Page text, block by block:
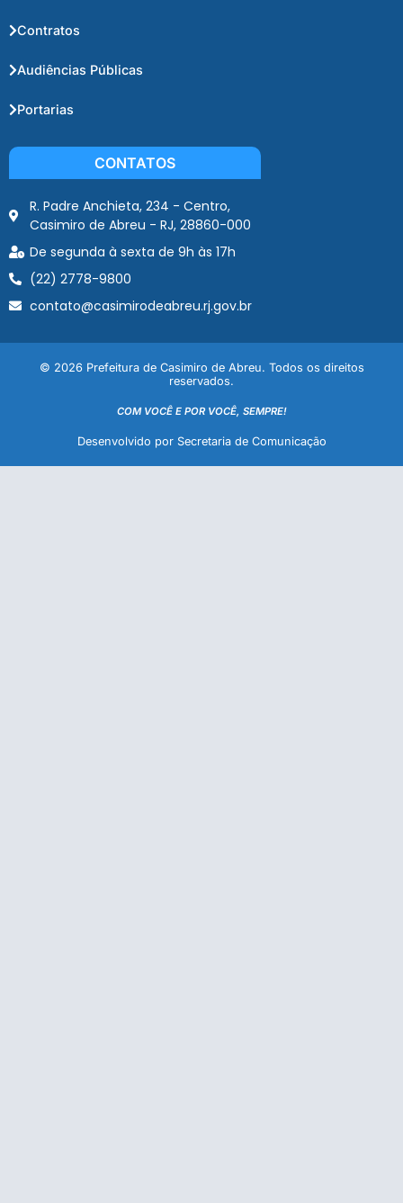
Contratos
Audiências Públicas
Portarias
CONTATOS
R. Padre Anchieta, 234 - Centro,
Casimiro de Abreu - RJ, 28860-000
De segunda à sexta de 9h às 17h
(22) 2778-9800
contato@casimirodeabreu.rj.gov.br
© 2026 Prefeitura de Casimiro de Abreu. Todos os direitos
reservados.
COM VOCÊ E POR VOCÊ, SEMPRE!
Desenvolvido por Secretaria de Comunicação